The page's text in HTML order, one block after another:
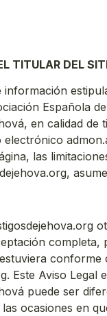
TITULAR DEL
Española
en calidad
las
Este Aviso
puede ser
ocasiones en